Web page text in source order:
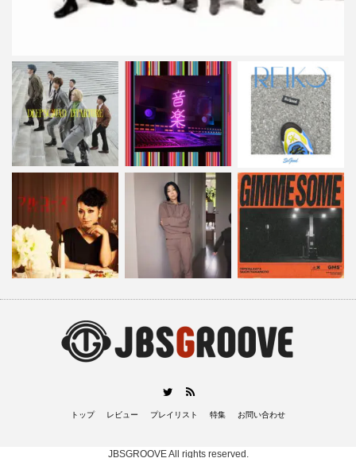
Twitter
トップ レビュー プレイリスト 特集 お問い合わせ
JBSGROOVEAll rights reserved.